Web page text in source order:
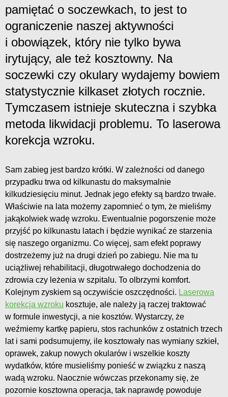
pamiętać o soczewkach, to jest to
ograniczenie naszej aktywności
i obowiązek, który nie tylko bywa
irytujący, ale też kosztowny. Na
soczewki czy okulary wydajemy bowiem
statystycznie kilkaset złotych rocznie.
Tymczasem istnieje skuteczna i szybka
metoda likwidacji problemu. To laserowa
korekcja wzroku.
Sam zabieg jest bardzo krótki. W zależności od danego
przypadku trwa od kilkunastu do maksymalnie
kilkudziesięciu minut. Jednak jego efekty są bardzo trwałe.
Właściwie na lata możemy zapomnieć o tym, że mieliśmy
jakąkolwiek wadę wzroku. Ewentualnie pogorszenie może
przyjść po kilkunastu latach i będzie wynikać ze starzenia
się naszego organizmu. Co więcej, sam efekt poprawy
dostrzeżemy już na drugi dzień po zabiegu. Nie ma tu
uciążliwej rehabilitacji, długotrwałego dochodzenia do
zdrowia czy leżenia w szpitalu. To olbrzymi komfort.
Kolejnym zyskiem są oczywiście oszczędności. Laserowa
korekcja wzroku kosztuje, ale należy ją raczej traktować
w formule inwestycji, a nie kosztów. Wystarczy, że
weźmiemy kartkę papieru, stos rachunków z ostatnich trzech
lat i sami podsumujemy, ile kosztowały nas wymiany szkieł,
oprawek, zakup nowych okularów i wszelkie koszty
wydatków, które musieliśmy ponieść w związku z naszą
wadą wzroku. Naocznie wówczas przekonamy się, że
pozornie kosztowna operacja, tak naprawdę powoduje